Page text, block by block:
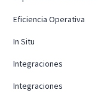
Eficiencia Operativa
In Situ
Integraciones
Integraciones